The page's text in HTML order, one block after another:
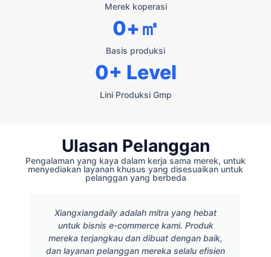
Merek koperasi
Basis produksi
0+㎡
Lini Produksi Gmp
0+ Level
Ulasan Pelanggan
Pengalaman yang kaya dalam kerja sama merek, untuk
menyediakan layanan khusus yang disesuaikan untuk
pelanggan yang berbeda
Xiangxiangdaily adalah mitra yang hebat
untuk bisnis e-commerce kami. Produk
mereka terjangkau dan dibuat dengan baik,
dan layanan pelanggan mereka selalu efisien